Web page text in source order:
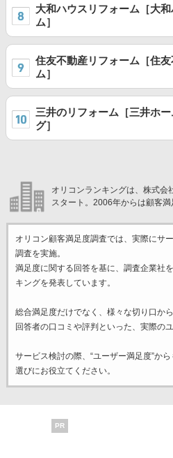
大和ハウスリフォーム［大
ム］
住友不動産リフォーム［住
ム］
三井のリフォーム［三井ホ
グ］
オリコンランキングは、株式会
スタート。2006年からは顧客満
オリコン顧客満足度調査では、実際にサ
調査を実施。
満足度に関する回答を基に、調査企業社
キングを発表しています。
総合満足度だけでなく、様々な切り口から
回答者の口コミや評判といった、実際の
サービス検討の際、“ユーザー満足度”か
選びにお役立てください。
PR